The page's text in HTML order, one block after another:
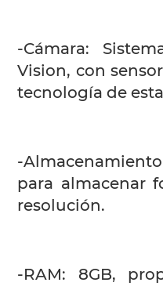
-Cámara:
Vision, con
tecnología de
-
para almacenar
resolución.
-RAM: 8GB,